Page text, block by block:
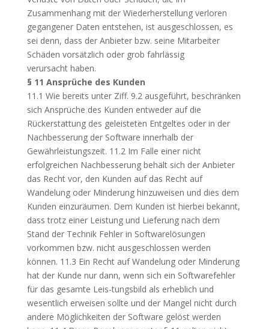
Zusammenhang mit der Wiederherstellung verloren
gegangener Daten entstehen, ist ausgeschlossen, es
sei denn, dass der Anbieter bzw. seine Mitarbeiter
Schäden vorsätzlich oder grob fahrlässig
verursacht haben.
§ 11 Ansprüche des Kunden
11.1 Wie bereits unter Ziff. 9.2 ausgeführt, beschränken
sich Ansprüche des Kunden entweder auf die
Rückerstattung des geleisteten Entgeltes oder in der
Nachbesserung der Software innerhalb der
Gewährleistungszeit. 11.2 Im Falle einer nicht
erfolgreichen Nachbesserung behält sich der Anbieter
das Recht vor, den Kunden auf das Recht auf
Wandelung oder Minderung hinzuweisen und dies dem
Kunden einzuräumen. Dem Kunden ist hierbei bekannt,
dass trotz einer Leistung und Lieferung nach dem
Stand der Technik Fehler in Softwarelösungen
vorkommen bzw. nicht ausgeschlossen werden
können. 11.3 Ein Recht auf Wandelung oder Minderung
hat der Kunde nur dann, wenn sich ein Softwarefehler
für das gesamte Leis-tungsbild als erheblich und
wesentlich erweisen sollte und der Mangel nicht durch
andere Möglichkeiten der Software gelöst werden